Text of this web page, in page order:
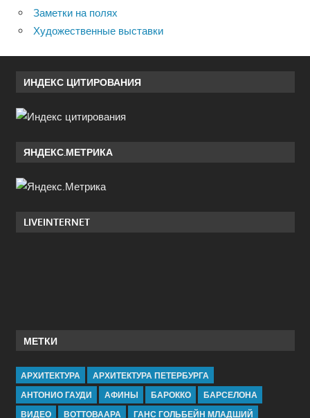
Заметки на полях
Художественные выставки
ИНДЕКС ЦИТИРОВАНИЯ
ЯНДЕКС.МЕТРИКА
LIVEINTERNET
МЕТКИ
АРХИТЕКТУРА
АРХИТЕКТУРА ПЕТЕРБУРГА
АНТОНИО ГАУДИ
АФИНЫ БАРОККО
БАРСЕЛОНА
ВИДЕО
ВОТТОВААРА ГАНС ГОЛЬБЕЙН МЛАДШИЙ